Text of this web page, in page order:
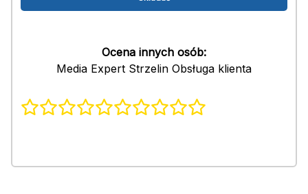
Ocena innych osób:
Media Expert Strzelin Obsługa klienta